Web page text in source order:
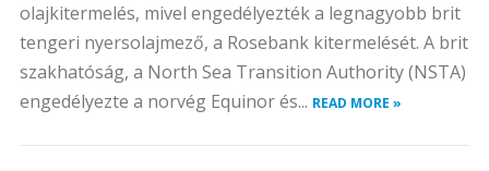
olajkitermelés, mivel engedélyezték a legnagyobb brit
tengeri nyersolajmező, a Rosebank kitermelését. A brit
szakhatóság, a North Sea Transition Authority (NSTA)
engedélyezte a norvég Equinor és... READ MORE »